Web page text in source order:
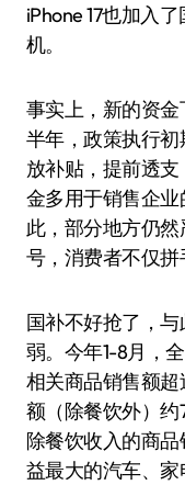
iPhone 17也加入
机。
事实上，新的资
半年，政策执行
放补贴，提前透
金多用于销售企
此，部分地方仍
号，消费者不仅拼
国补不好抢了，
弱。今年1-8月，
相关商品销售额
额（除餐饮外）约
除餐饮收入的商
益最大的汽车、家